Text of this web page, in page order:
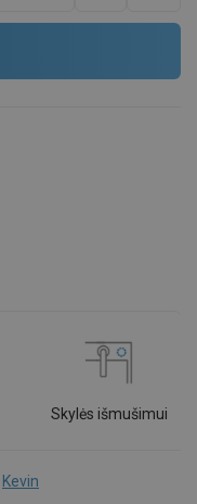
Skylės išmušimui
Kevin